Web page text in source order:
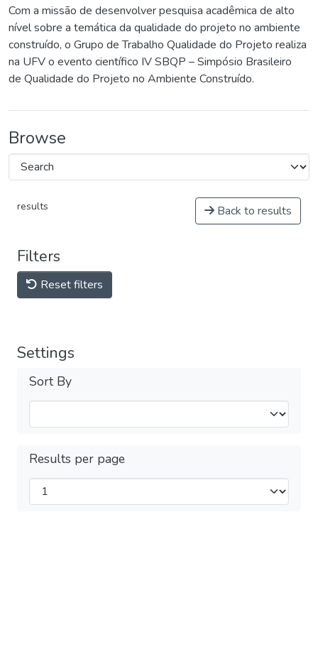
Com a missão de desenvolver pesquisa acadêmica de alto
nível sobre a temática da qualidade do projeto no ambiente
construído, o Grupo de Trabalho Qualidade do Projeto realiza
na UFV o evento científico IV SBQP – Simpósio Brasileiro
de Qualidade do Projeto no Ambiente Construído.
Browse
results Back to results
Filters
Reset filters
Settings
Sort By
Results per page